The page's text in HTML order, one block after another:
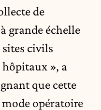
de
grande échelle
civils
hôpitaux », a
que cette
opératoire